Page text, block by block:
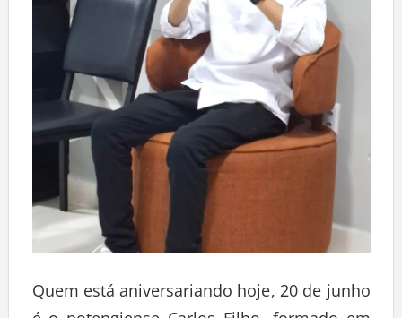
Quem está aniversariando hoje, 20 de junho